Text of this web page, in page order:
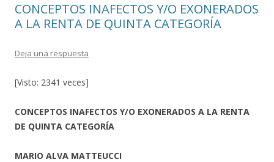
CONCEPTOS INAFECTOS Y/O EXONERADOS
A LA RENTA DE QUINTA CATEGORÍA
Deja una respuesta
[Visto: 2341 veces]
CONCEPTOS INAFECTOS Y/O EXONERADOS A LA RENTA
DE QUINTA CATEGORÍA
MARIO ALVA MATTEUCCI